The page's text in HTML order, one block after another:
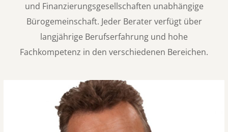
und Finanzierungsgesellschaften unabhängige
Bürogemeinschaft. Jeder Berater verfügt über
langjährige Berufserfahrung und hohe
Fachkompetenz in den verschiedenen Bereichen.